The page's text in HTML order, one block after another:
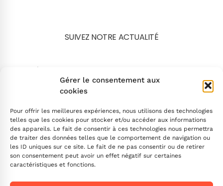
Gérer le consentement aux
cookies
Pour offrir les meilleures expériences, nous utilisons des technologies
telles que les cookies pour stocker et/ou accéder aux informations
des appareils. Le fait de consentir à ces technologies nous permettra
de traiter des données telles que le comportement de navigation ou
les ID uniques sur ce site. Le fait de ne pas consentir ou de retirer
son consentement peut avoir un effet négatif sur certaines
caractéristiques et fonctions.
SUIVEZ NOTRE ACTUALITÉ
Search
INSCRIVEZ-VOUS